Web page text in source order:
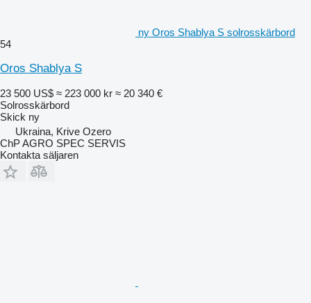
ny Oros Shablya S solrosskärbord
54
Oros Shablya S
23 500 US$ ≈ 223 000 kr ≈ 20 340 €
Solrosskärbord
Skick ny
Ukraina, Krive Ozero
ChP AGRO SPEC SERVIS
Kontakta säljaren